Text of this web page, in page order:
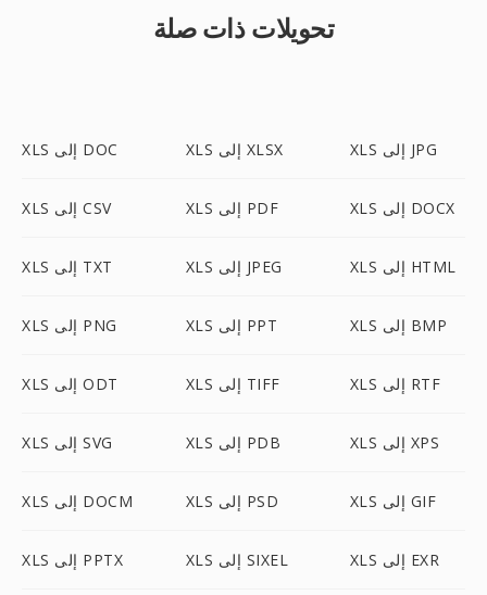
تحويلات ذات صلة
XLS إلى DOC XLS إلى XLSX XLS إلى JPG
XLS إلى CSV XLS إلى PDF XLS إلى DOCX
XLS إلى TXT XLS إلى JPEG XLS إلى HTML
XLS إلى PNG XLS إلى PPT XLS إلى BMP
XLS إلى ODT XLS إلى TIFF XLS إلى RTF
XLS إلى SVG XLS إلى PDB XLS إلى XPS
XLS إلى DOCM XLS إلى PSD XLS إلى GIF
XLS إلى PPTX XLS إلى SIXEL XLS إلى EXR